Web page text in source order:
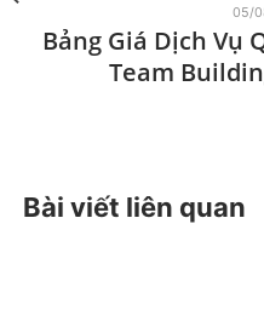
Bảng Giá Dịch Vụ
Team
05/
Bài viết liên quan